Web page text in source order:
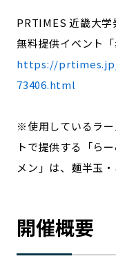
宮崎エリア
沖縄エリア
特集コンテンツ
プレスリリース
MILCプロジェクト
イベント
地域豆知識
PRTIMES 近畿大
無料提供イベント
https://
73406.html
※使用しているラー
トで提供する「ら
メン」は、麺半玉
開催概要